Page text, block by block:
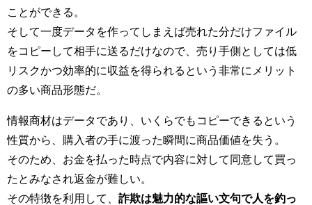
ことができる。
そして一度データを作ってしまえば売れた分だけファイル
をコピーして相手に送るだけなので、売り手側としては低
リスクかつ効率的に収益を得られるという非常にメリット
の多い商品形態だ。
情報商材はデータであり、いくらでもコピーできるという
性質から、購入者の手に渡った瞬間に商品価値を失う。
そのため、お金を払った時点で内容に対して同意して買っ
たとみなされ返金が難しい。
その特徴を利用して、 詐欺は魅力的な謳い文句で人を釣っ